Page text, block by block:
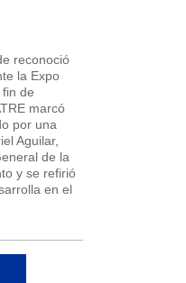
reconoció
la Expo
de
marcó
por una
Aguilar,
de la
y se refirió
en el